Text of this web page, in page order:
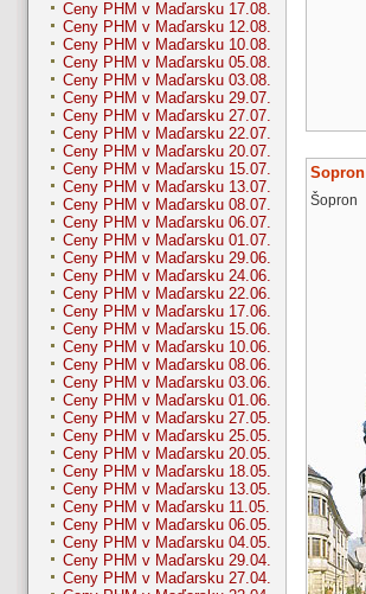
Ceny PHM v Maďarsku 17.08.
Ceny PHM v Maďarsku 12.08.
Ceny PHM v Maďarsku 10.08.
Ceny PHM v Maďarsku 05.08.
Ceny PHM v Maďarsku 03.08.
Ceny PHM v Maďarsku 29.07.
Ceny PHM v Maďarsku 27.07.
Ceny PHM v Maďarsku 22.07.
Ceny PHM v Maďarsku 20.07.
Ceny PHM v Maďarsku 15.07.
Ceny PHM v Maďarsku 13.07.
Ceny PHM v Maďarsku 08.07.
Ceny PHM v Maďarsku 06.07.
Ceny PHM v Maďarsku 01.07.
Ceny PHM v Maďarsku 29.06.
Ceny PHM v Maďarsku 24.06.
Ceny PHM v Maďarsku 22.06.
Ceny PHM v Maďarsku 17.06.
Ceny PHM v Maďarsku 15.06.
Ceny PHM v Maďarsku 10.06.
Ceny PHM v Maďarsku 08.06.
Ceny PHM v Maďarsku 03.06.
Ceny PHM v Maďarsku 01.06.
Ceny PHM v Maďarsku 27.05.
Ceny PHM v Maďarsku 25.05.
Ceny PHM v Maďarsku 20.05.
Ceny PHM v Maďarsku 18.05.
Ceny PHM v Maďarsku 13.05.
Ceny PHM v Maďarsku 11.05.
Ceny PHM v Maďarsku 06.05.
Ceny PHM v Maďarsku 04.05.
Ceny PHM v Maďarsku 29.04.
Ceny PHM v Maďarsku 27.04.
Sopron
Šopron